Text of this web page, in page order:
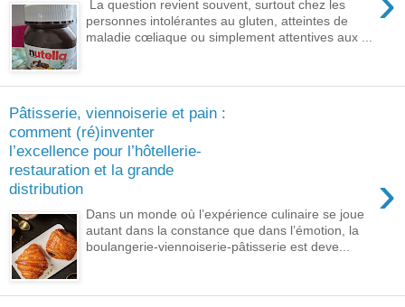
La question revient souvent, surtout chez les
personnes intolérantes au gluten, atteintes de
maladie cœliaque ou simplement attentives aux ...
Pâtisserie, viennoiserie et pain :
comment (ré)inventer
l’excellence pour l’hôtellerie-
restauration et la grande
distribution
›
Dans un monde où l’expérience culinaire se joue
autant dans la constance que dans l’émotion, la
boulangerie-viennoiserie-pâtisserie est deve...